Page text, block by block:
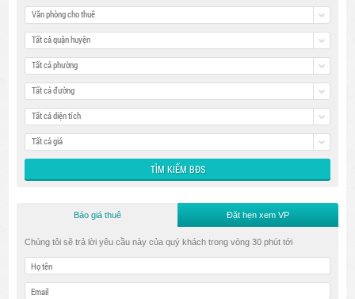
Văn phòng cho thuê
Tất cả quận huyện
Tất cả phường
Tất cả đường
Tất cả diện tích
Tất cả giá
Báo giá thuê Đặt hẹn xem VP
Chúng tôi sẽ trả lời yêu cầu này của quý khách trong vòng 30 phút tới